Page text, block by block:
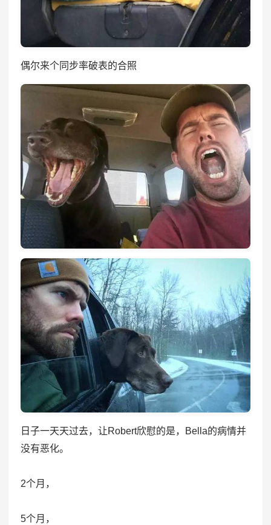
偶尔来个同步率破表的合照
日子一天天过去，让Robert欣慰的是，Bella的病情并
没有恶化。
2个月，
5个月，